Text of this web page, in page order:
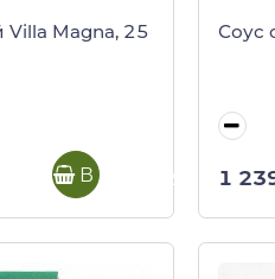
Magna, 25
В корзину
Соус
1